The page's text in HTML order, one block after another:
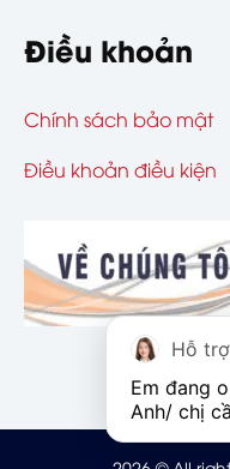
Điều khoản
Chính sách bảo mật
Điều khoản điều kiện
Hỗ
Em đang
Anh/ chị